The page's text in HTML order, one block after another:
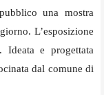
una mostra
L’esposizione
e progettata
dal comune di